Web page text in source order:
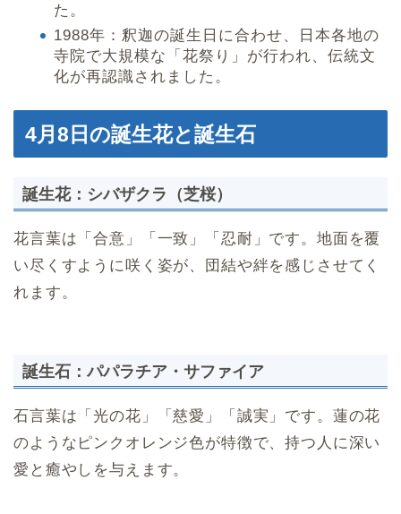
た。
1988年：釈迦の誕生日に合わせ、日本各地の
寺院で大規模な「花祭り」が行われ、伝統文
化が再認識されました。
4月8日の誕生花と誕生石
誕生花：シバザクラ（芝桜）
花言葉は「合意」「一致」「忍耐」です。地面を覆
い尽くすように咲く姿が、団結や絆を感じさせてく
れます。
誕生石：パパラチア・サファイア
石言葉は「光の花」「慈愛」「誠実」です。蓮の花
のようなピンクオレンジ色が特徴で、持つ人に深い
愛と癒やしを与えます。